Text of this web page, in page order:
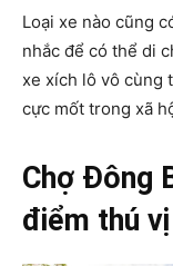
Loại xe nào cũng
nhắc để có thể di
xe xích lô vô cùng
cực mốt trong xã
Chợ Đông
điểm thú vị